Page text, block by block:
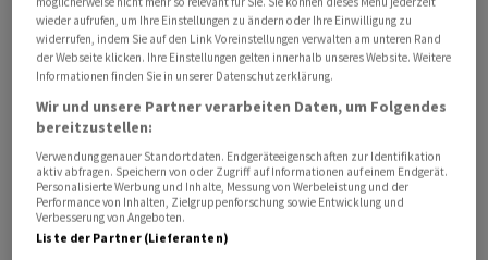
in China neue, besorgniserregende Varianten entstehen,
sei nicht höher als anderswo.
Die Menschen in der Schweiz besitzen laut dem
Bundesrat einen hohen Schutz vor einem schweren
Verlauf einer Covid-19-Erkrankung. Ausserdem sei die
Viruszirkulation in der Schweiz derzeit so hoch, dass
eine Testpflicht für eine vergleichsweise geringe Anzahl
Personen, die direkt aus China mit dem Flugzeug
wieder aufrufen, um Ihre Einstellungen zu ändern oder Ihre Einwilligung zu
widerrufen, indem Sie auf den Link Voreinstellungen verwalten am unteren Rand
der Webseite klicken. Ihre Einstellungen gelten innerhalb unseres Website. Weitere
Informationen finden Sie in unserer Datenschutzerklärung.
Wir und unsere Partner verarbeiten Daten, um Folgendes
bereitzustellen:
Verwendung genauer Standortdaten. Endgeräteeigenschaften zur Identifikation
aktiv abfragen. Speichern von oder Zugriff auf Informationen auf einem Endgerät.
Personalisierte Werbung und Inhalte, Messung von Werbeleistung und der
Performance von Inhalten, Zielgruppenforschung sowie Entwicklung und
Verbesserung von Angeboten.
Liste der Partner (Lieferanten)